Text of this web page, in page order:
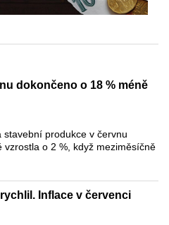
dokončeno o 18 % méně
stavební produkce v červnu
vzrostla o 2 %, když meziměsíčně
Inflace v červenci